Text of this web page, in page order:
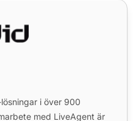
i över 900
med LiveAgent är